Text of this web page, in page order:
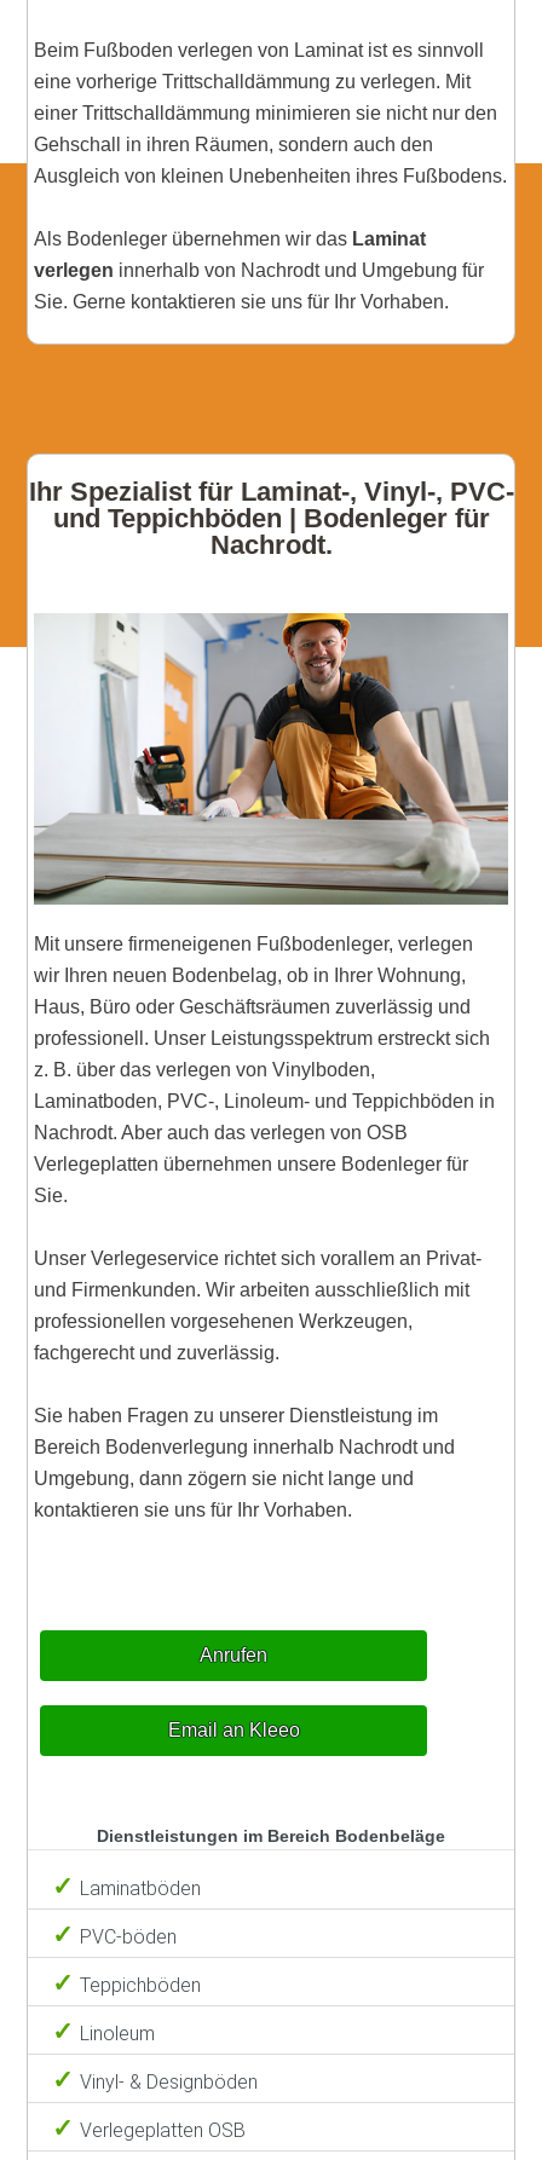
Beim Fußboden verlegen von Laminat ist es sinnvoll
eine vorherige Trittschalldämmung zu verlegen. Mit
einer Trittschalldämmung minimieren sie nicht nur den
Gehschall in ihren Räumen, sondern auch den
Ausgleich von kleinen Unebenheiten ihres Fußbodens.
Als Bodenleger übernehmen wir das Laminat
verlegen innerhalb von Nachrodt und Umgebung für
Sie. Gerne kontaktieren sie uns für Ihr Vorhaben.
Ihr Spezialist für Laminat-, Vinyl-, PVC-
und Teppichböden | Bodenleger für
Nachrodt.
Mit unsere firmeneigenen Fußbodenleger, verlegen
wir Ihren neuen Bodenbelag, ob in Ihrer Wohnung,
Haus, Büro oder Geschäftsräumen zuverlässig und
professionell. Unser Leistungsspektrum erstreckt sich
z. B. über das verlegen von Vinylboden,
Laminatboden, PVC-, Linoleum- und Teppichböden in
Nachrodt. Aber auch das verlegen von OSB
Verlegeplatten übernehmen unsere Bodenleger für
Sie.
Unser Verlegeservice richtet sich vorallem an Privat-
und Firmenkunden. Wir arbeiten ausschließlich mit
professionellen vorgesehenen Werkzeugen,
fachgerecht und zuverlässig.
Sie haben Fragen zu unserer Dienstleistung im
Bereich Bodenverlegung innerhalb Nachrodt und
Umgebung, dann zögern sie nicht lange und
kontaktieren sie uns für Ihr Vorhaben.
Anrufen
Email an Kleeo
Dienstleistungen im Bereich Bodenbeläge
Laminatböden
PVC-böden
Teppichböden
Linoleum
Vinyl- & Designböden
Verlegeplatten OSB